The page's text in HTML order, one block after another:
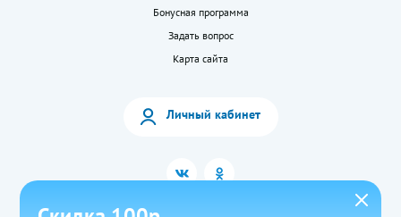
Бонусная программа
Задать вопрос
Карта сайта
Личный кабинет